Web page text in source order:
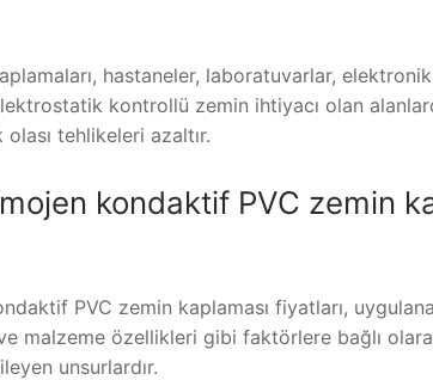
hastaneler, laboratuvarlar,
kontrollü zemin ihtiyacı olan
tehlikeleri azaltır.
kondaktif PVC zemin
PVC zemin kaplaması fiyatları,
malzeme özellikleri gibi faktörlere bağlı
unsurlardır.